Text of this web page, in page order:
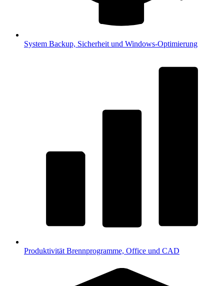
System Backup, Sicherheit und Windows-Optimierung
Produktivität Brennprogramme, Office und CAD